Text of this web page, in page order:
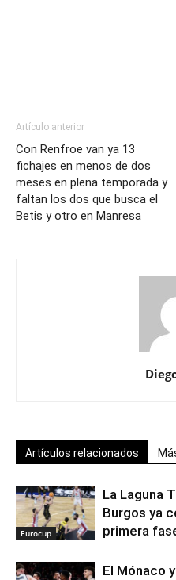
Artículo anterior
Con Renfroe van ya 13
fichajes en menos de dos
meses en plena temporada y
faltan los dos que busca el
Betis y otro en Manresa
Artículos relacionados
Eurocup
La Laguna
Burgos ya
primera
El Mónaco